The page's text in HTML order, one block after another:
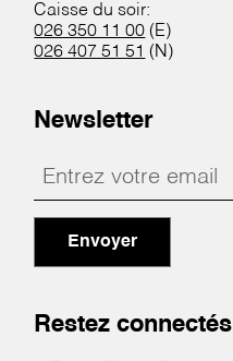
Caisse du soir:
026 350 11 00 (E)
026 407 51 51 (N)
Newsletter
Envoyer
Restez connectés